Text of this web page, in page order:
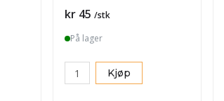
Pris
kr 45 /stk
På lager
Kjøp